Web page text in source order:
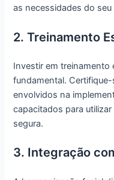
as necessidades do
2. Treinamento
Investir em treinamento
fundamental.
envolvidos na
capacitados para
segura.
3. Integração